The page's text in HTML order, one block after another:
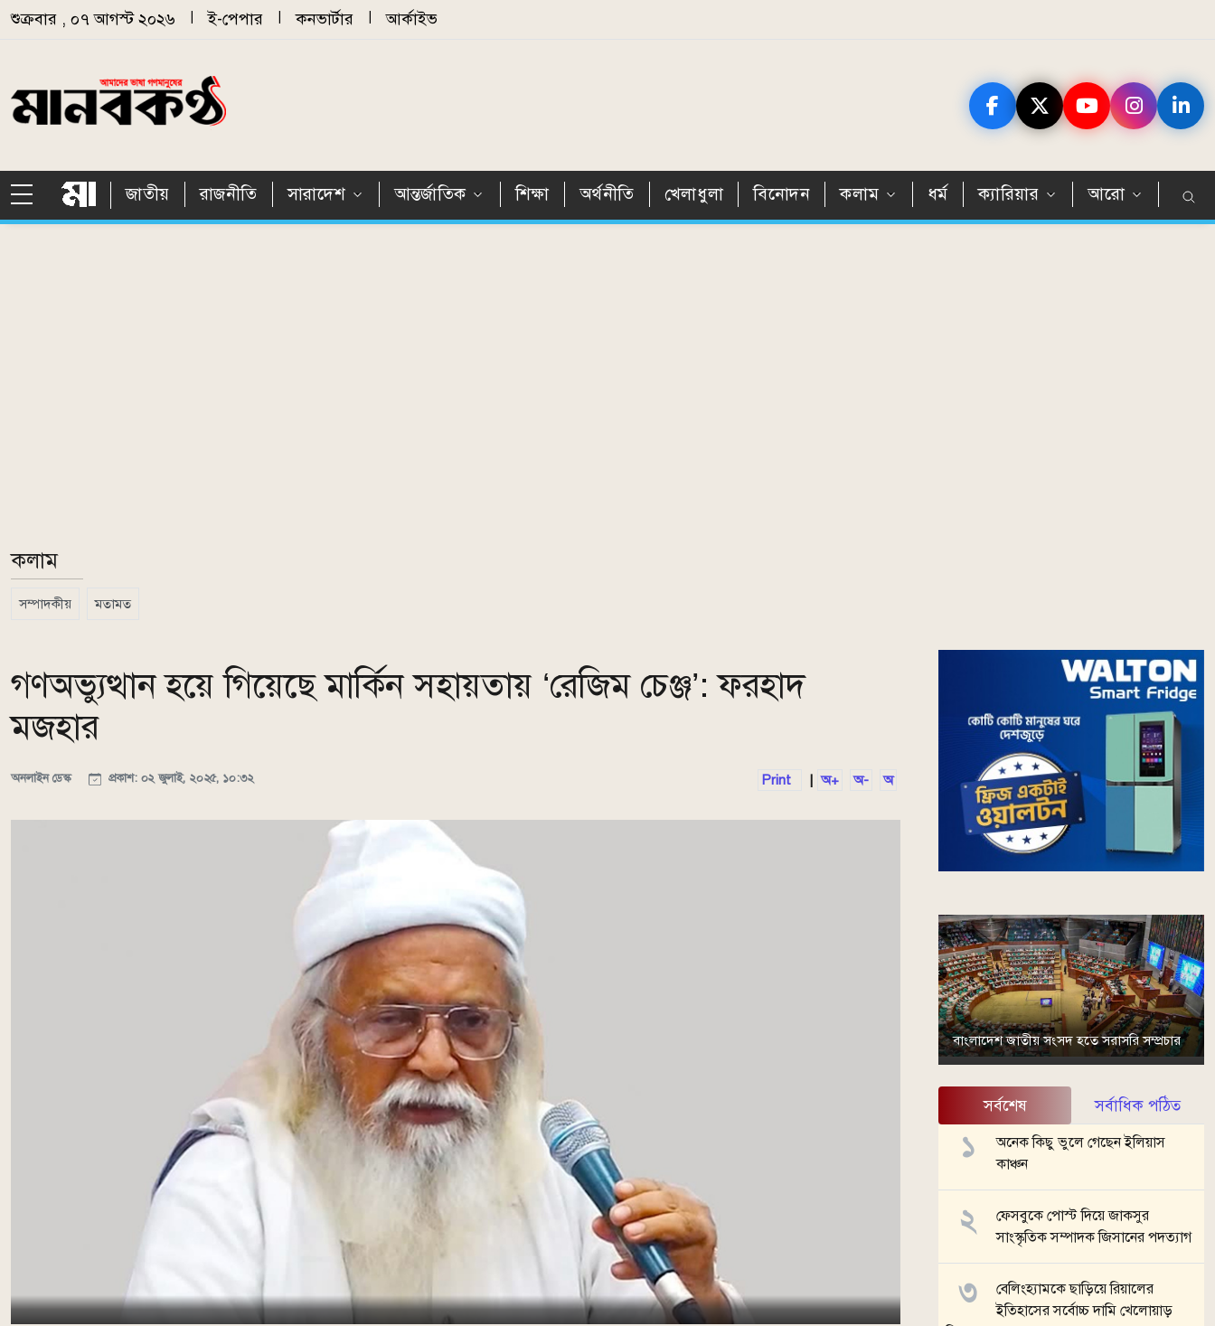
Skip to main content
শুক্রবার , ০৭ আগস্ট ২০২৬ ই-পেপার কনভার্টার আর্কাইভ
জাতীয় রাজনীতি সারাদেশ আন্তর্জাতিক শিক্ষা অর্থনীতি খেলাধুলা বিনোদন কলাম ধর্ম ক্যারিয়ার আরো
কলাম
সম্পাদকীয় মতামত
গণঅভ্যুত্থান হয়ে গিয়েছে মার্কিন সহায়তায় ‘রেজিম চেঞ্জ’: ফরহাদ
মজহার
অনলাইন ডেস্ক প্রকাশ: ০২ জুলাই, ২০২৫, ১০:৩২ Print অ+ অ- অ
বাংলাদেশ জাতীয় সংসদ হতে সরাসরি সম্প্রচার
সর্বশেষ সর্বাধিক পঠিত
অনেক কিছু ভুলে গেছেন ইলিয়াস
কাঞ্চন
ফেসবুকে পোস্ট দিয়ে জাকসুর
সাংস্কৃতিক সম্পাদক জিসানের পদত্যাগ
বেলিংহ্যামকে ছাড়িয়ে রিয়ালের
ইতিহাসের সর্বোচ্চ দামি খেলোয়াড়